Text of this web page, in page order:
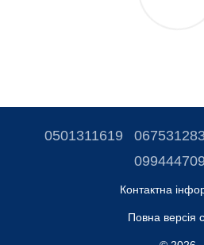
0501311619
Контактна
Повна версія